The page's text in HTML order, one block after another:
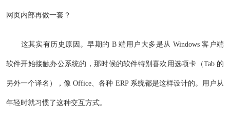
网页内部再做一套？
这其实有历史原因。早期的 B 端用户大多是从 Windows 客户端
软件开始接触办公系统的，那时候的软件特别喜欢用选项卡（Tab 的
另外一个译名），像 Office、各种 ERP 系统都是这样设计的。用户从
年轻时就习惯了这种交互方式。